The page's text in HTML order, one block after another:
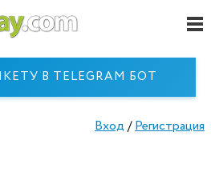
В TELEGRAM БОТ
Вход /Регистрация